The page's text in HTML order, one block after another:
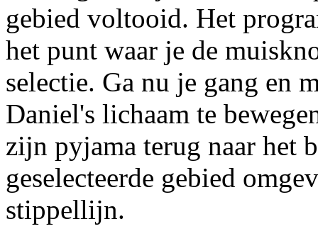
gebied voltooid. Het
het punt waar je de
selectie. Ga nu je gang en
Daniel's lichaam te
zijn pyjama terug naar het
geselecteerde gebied
stippellijn.